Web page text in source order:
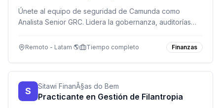
Únete al equipo de seguridad de Camunda como
Analista Senior GRC. Lidera la gobernanza, auditorías
cumplimiento normativo en una empresa de tecnología
Remoto - Latam 🌎 Tiempo completo Finanzas
S Sitawi FinanÃ§as do Bem
Practicante en Gestión de Filantropia